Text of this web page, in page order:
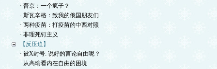
· 普京：一个疯子？
· 斯瓦辛格：致我的俄国朋友们
· 两种疫苗：打疫苗的中西对照
· 非理死钉主义
【反压迫】
· 被X封号: 说好的言论自由呢？
· 从高瑜看内在自由的困境